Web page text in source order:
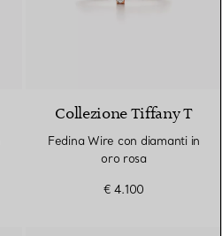
Collezione Tiffany T
Fedina Wire con diamanti in
oro rosa
€ 4.100